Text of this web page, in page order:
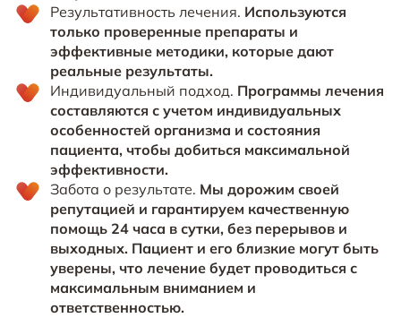
Результативность лечения. Используются
только проверенные препараты и
эффективные методики, которые дают
реальные результаты.
Индивидуальный подход. Программы лечения
составляются с учетом индивидуальных
особенностей организма и состояния
пациента, чтобы добиться максимальной
эффективности.
Забота о результате. Мы дорожим своей
репутацией и гарантируем качественную
помощь 24 часа в сутки, без перерывов и
выходных. Пациент и его близкие могут быть
уверены, что лечение будет проводиться с
максимальным вниманием и
ответственностью.